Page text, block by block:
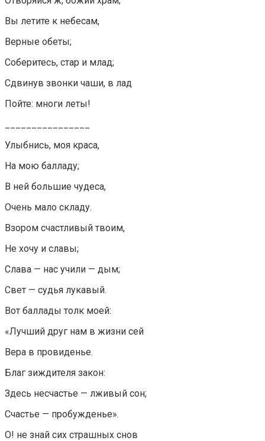
Вы летите к небесам,
Верные обеты;
Соберитесь, стар и млад;
Сдвинув звонки чаши, в лад
Пойте: многи леты!
Улыбнись, моя краса,
На мою балладу;
В ней большие чудеса,
Очень мало складу.
Взором счастливый твоим,
Не хочу и славы;
Слава — нас учили — дым;
Свет — судья лукавый.
Вот баллады толк моей:
«Лучший друг нам в жизни сей
Вера в провиденье.
Благ зиждителя закон:
Здесь несчастье — лживый сон;
Счастье — пробужденье».
О! не знай сих страшных снов